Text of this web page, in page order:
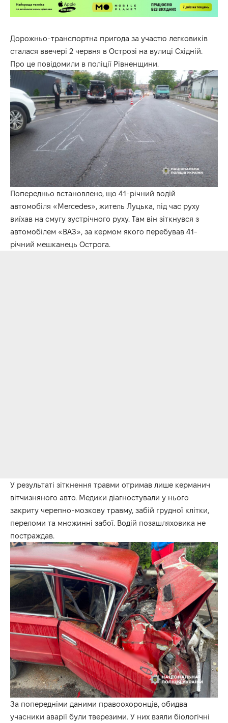
Дорожньо-транспортна пригода за участю легковиків
сталася ввечері 2 червня в Острозі на вулиці Східній.
Про це повідомили в поліції Рівненщини.
Попередньо встановлено, що 41-річний водій
автомобіля «Mercedes», житель Луцька, під час руху
виїхав на смугу зустрічного руху. Там він зіткнувся з
автомобілем «ВАЗ», за кермом якого перебував 41-
річний мешканець Острога.
У результаті зіткнення травми отримав лише керманич
вітчизняного авто. Медики діагностували у нього
закриту черепно-мозкову травму, забій грудної клітки,
переломи та множинні забої. Водій позашляховика не
постраждав.
За попередніми даними правоохоронців, обидва
учасники аварії були тверезими. У них взяли біологічні